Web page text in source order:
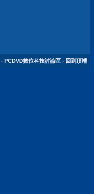
- PCDVD數位科技討論區 - 回到頂端